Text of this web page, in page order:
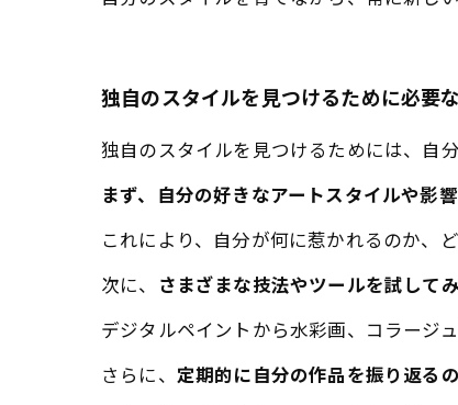
独自のスタイルを見つけるために必要
独自のスタイルを見つけるためには、自
まず、自分の好きなアートスタイルや影
これにより、自分が何に惹かれるのか、
次に、 さまざまな技法やツールを試して
デジタルペイントから水彩画、コラージ
さらに、 定期的に自分の作品を振り返る